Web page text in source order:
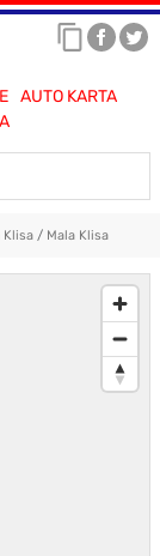
AUTO KARTA
Klisa/ Mala Klisa